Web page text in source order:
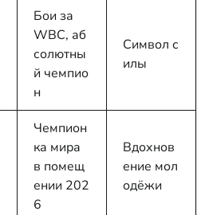
Бои за
WBC, аб
солютны
й чемпио
н
Символ с
илы
Чемпион
ка мира
в помещ
ении 202
6
Вдохнов
ение мол
одёжи